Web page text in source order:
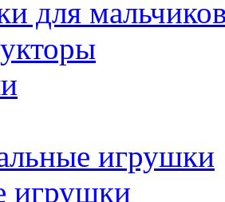
для
игрушки
игрушки